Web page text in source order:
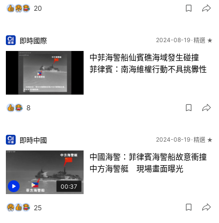
20
即時國際 2024-08-19 精選 ★
中菲海警船仙賓礁海域發生碰撞
菲律賓：南海維權行動不具挑釁性
8
00:37
即時中國 2024-08-19 精選 ★
中國海警：菲律賓海警船故意衝撞
中方海警艇 現場畫面曝光
25